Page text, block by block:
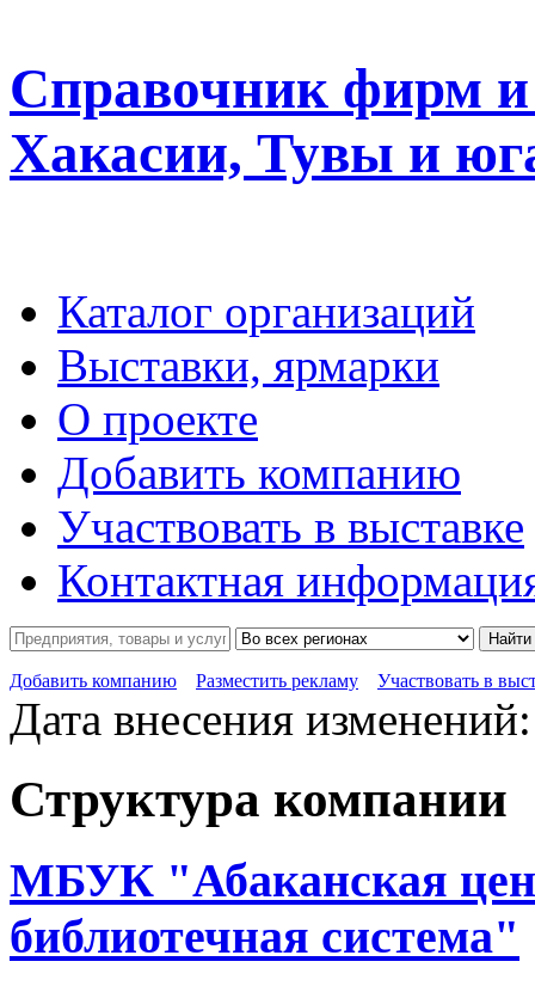
Справочник фирм и
Хакасии, Тувы и
Каталог организаций
Выставки, ярмарки
О проекте
Добавить компанию
Участвовать в выставке
Контактная
Найти
Добавить компанию Разместить рекламу Участвовать в
Дата внесения
Структура компании
МБУК "Абаканская
библиотечная система"